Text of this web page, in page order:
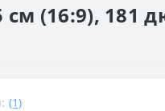
см (16:9), 181
(1)